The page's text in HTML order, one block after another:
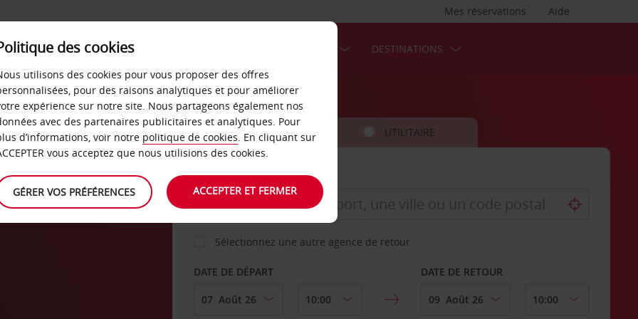
Aide
Mes réservations
LIBRE-SERVICE DESTINATIONS
VOITURE UTILITAIRE
AGENCE DE DÉPART
Sélectionnez une autre agence de retour
DATE DE DÉPART DATE DE RETOUR
des cookies
utilisons des cookies pour vous proposer des offres
pour des raisons analytiques et pour améliorer
expérience sur notre site. Nous partageons également nos
avec des partenaires publicitaires et analytiques. Pour
d’informations, voir notre politique de cookies. En cliquant sur
vous acceptez que nous utilisions des cookies.
GÉRER VOS PRÉFÉRENCES ACCEPTER ET FERMER